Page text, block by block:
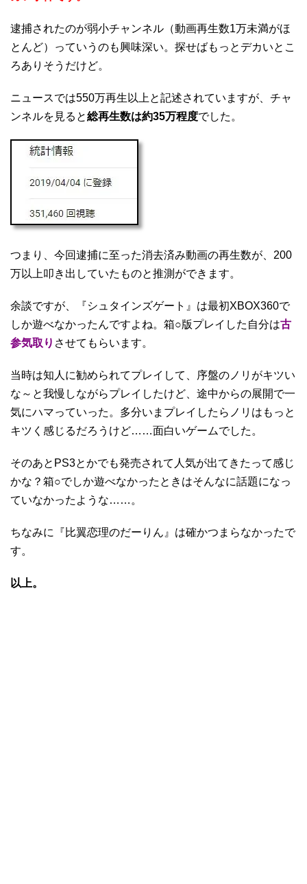
逮捕されたのが弱小チャンネル（動画再生数1万未満がほ
とんど）っていうのも興味深い。探せばもっとデカいとこ
ろありそうだけど。
ニュースでは550万再生以上と記述されていますが、チャ
ンネルを見ると総再生数は約35万程度でした。
つまり、今回逮捕に至った消去済み動画の再生数が、200
万以上叩き出していたものと推測ができます。
余談ですが、『シュタインズゲート』は最初XBOX360で
しか遊べなかったんですよね。箱○版プレイした自分は古
参気取り させてもらいます。
当時は知人に勧められてプレイして、序盤のノリがキツい
な～と我慢しながらプレイしたけど、途中からの展開で一
気にハマっていった。多分いまプレイしたらノリはもっと
キツく感じるだろうけど……面白いゲームでした。
そのあとPS3とかでも発売されて人気が出てきたって感じ
かな？箱○でしか遊べなかったときはそんなに話題になっ
ていなかったような……。
ちなみに『比翼恋理のだーりん』は確かつまらなかったで
す。
以上。